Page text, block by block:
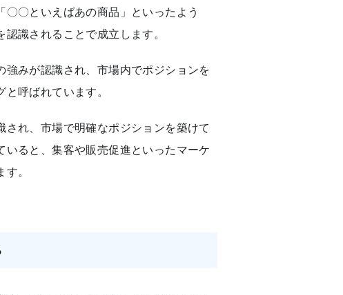
〇といえばあの商品」といったよう
識されることで成立します。
みが認識され、市場内でポジションを
呼ばれています。
れ、市場で明確なポジションを築けて
ると、集客や販売促進といったマーケ
。